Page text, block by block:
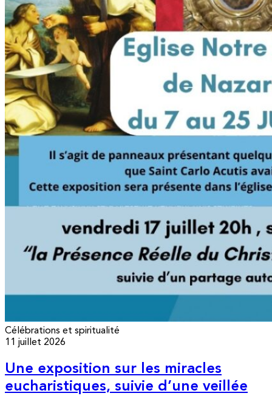
Célébrations et spiritualité
11 juillet 2026
Une exposition sur les miracles
eucharistiques, suivie d’une veillée